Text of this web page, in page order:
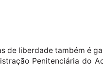
de liberdade também é
Penitenciária do